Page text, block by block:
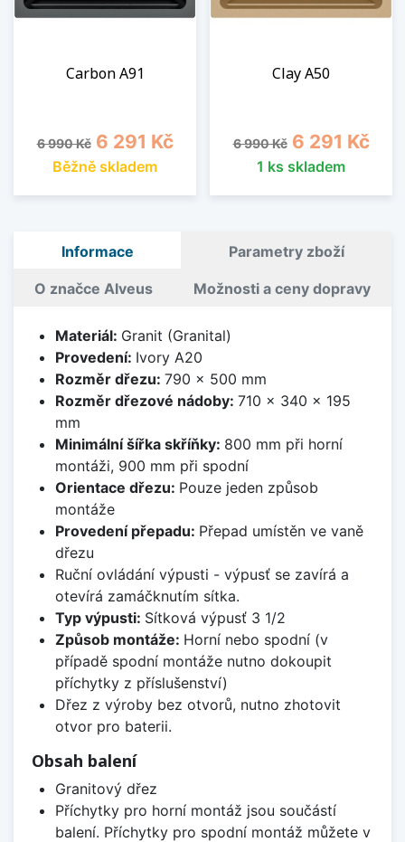
Carbon A91
Běžná cena
6 990 Kč Cena
6 291 Kč
Běžně skladem
Clay A50
Běžná cena
6 990 Kč Cena
6 291 Kč
1 ks skladem
Informace Parametry zboží
O značce Alveus Možnosti a ceny dopravy
Materiál: Granit (Granital)
Provedení: Ivory A20
Rozměr dřezu: 790 x 500 mm
Rozměr dřezové nádoby: 710 x 340 x 195
mm
Minimální šířka skříňky: 800 mm při horní
montáži, 900 mm při spodní
Orientace dřezu: Pouze jeden způsob
montáže
Provedení přepadu: Přepad umístěn ve vaně
dřezu
Ruční ovládání výpusti - výpusť se zavírá a
otevírá zamáčknutím sítka.
Typ výpusti: Sítková výpusť 3 1/2
Způsob montáže: Horní nebo spodní (v
případě spodní montáže nutno dokoupit
příchytky z příslušenství)
Dřez z výroby bez otvorů, nutno zhotovit
otvor pro baterii.
Obsah balení
Granitový dřez
Příchytky pro horní montáž jsou součástí
balení. Příchytky pro spodní montáž můžete v